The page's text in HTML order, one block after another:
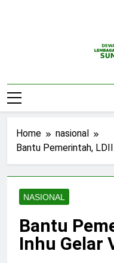
Home
nasional
Bantu Pemerintah,
NASIONAL
Bantu
Inhu Gelar